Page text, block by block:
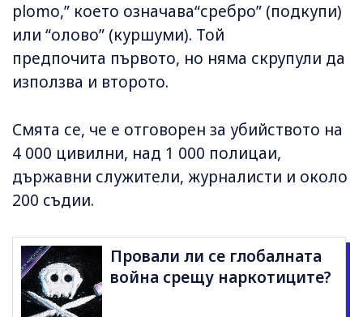
plomo,” което означава“сребро” (подкупи)
или “олово” (куршуми). Той
предпочита първото, но няма скрупули да
използва и второто.
Смята се, че е отговорен за убийството на
4 000 цивилни, над 1 000 полицаи,
държавни служители, журналисти и около
200 съдии.
Провали ли се глобалната
война срещу наркотиците?